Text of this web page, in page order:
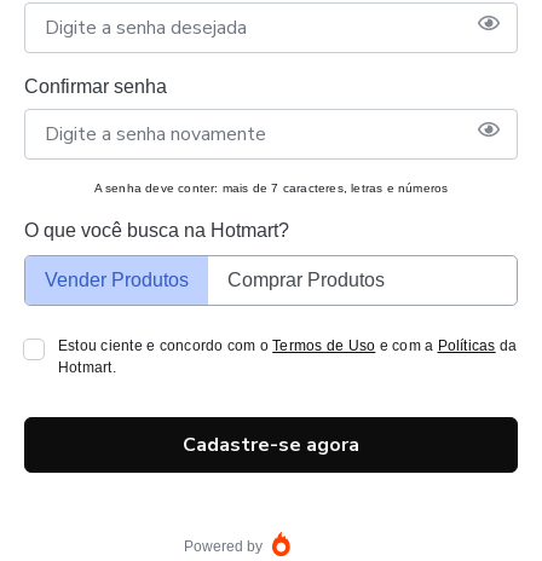
Confirmar senha
A senha deve conter: mais de 7 caracteres, letras e números
O que você busca na Hotmart?
Vender Produtos Comprar Produtos
Estou ciente e concordo com oTermos de Uso e com a Políticas da
Hotmart.
Cadastre-se agora
Powered by